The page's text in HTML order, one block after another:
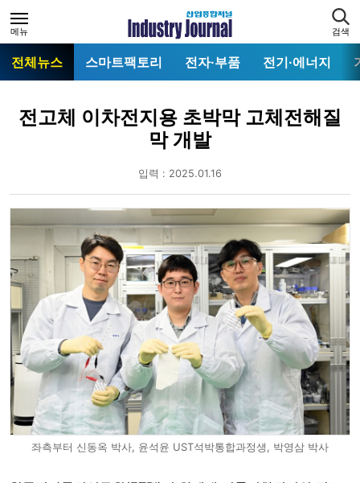
메뉴 검색
전체뉴스 스마트팩토리 전자·부품 전기·에너지
전고체 이차전지용 초박막 고체전해질
막 개발
입력 : 2025.01.16
좌측부터 신동옥 박사, 윤석윤 UST석박통합과정생, 박영삼 박사